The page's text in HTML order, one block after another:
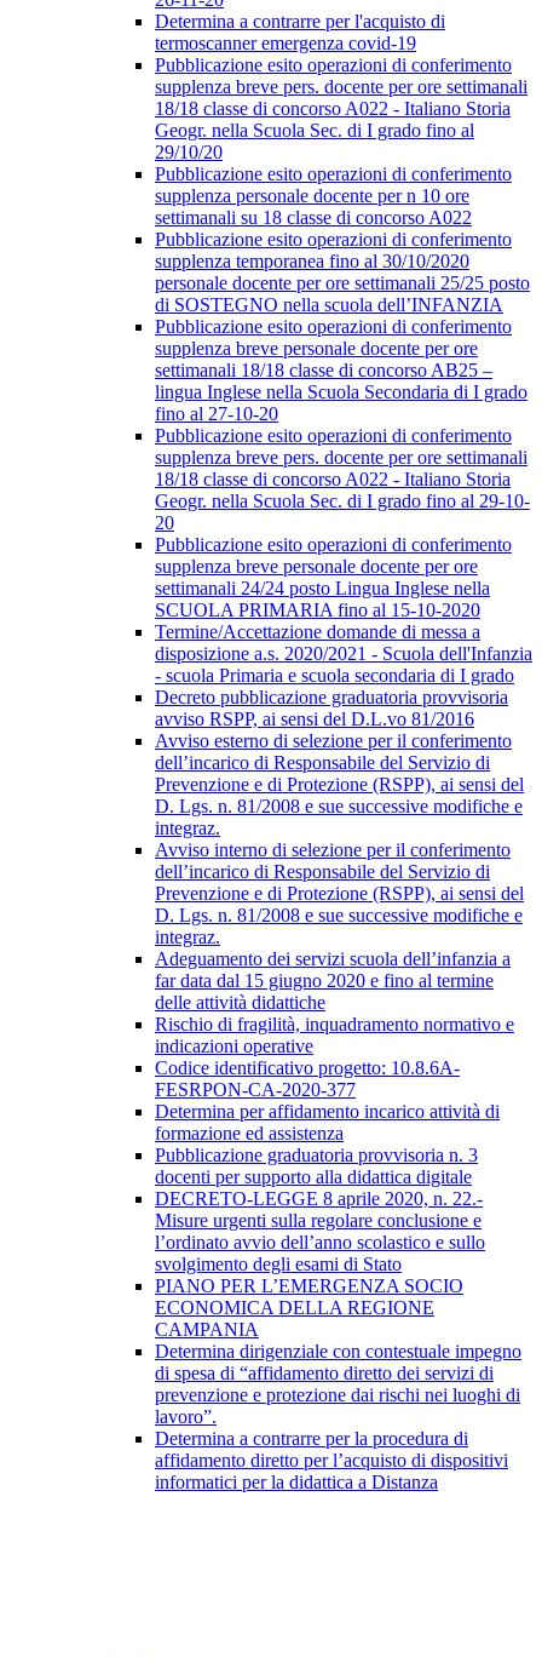
Determina a contrarre per l'acquisto di
termoscanner emergenza covid-19
Pubblicazione esito operazioni di conferimento
supplenza breve pers. docente per ore settimanali
18/18 classe di concorso A022 - Italiano Storia
Geogr. nella Scuola Sec. di I grado fino al
29/10/20
Pubblicazione esito operazioni di conferimento
supplenza personale docente per n 10 ore
settimanali su 18 classe di concorso A022
Pubblicazione esito operazioni di conferimento
supplenza temporanea fino al 30/10/2020
personale docente per ore settimanali 25/25 posto
di SOSTEGNO nella scuola dell’INFANZIA
Pubblicazione esito operazioni di conferimento
supplenza breve personale docente per ore
settimanali 18/18 classe di concorso AB25 –
lingua Inglese nella Scuola Secondaria di I grado
fino al 27-10-20
Pubblicazione esito operazioni di conferimento
supplenza breve pers. docente per ore settimanali
18/18 classe di concorso A022 - Italiano Storia
Geogr. nella Scuola Sec. di I grado fino al 29-10-
20
Pubblicazione esito operazioni di conferimento
supplenza breve personale docente per ore
settimanali 24/24 posto Lingua Inglese nella
SCUOLA PRIMARIA fino al 15-10-2020
Termine/Accettazione domande di messa a
disposizione a.s. 2020/2021 - Scuola dell'Infanzia
- scuola Primaria e scuola secondaria di I grado
Decreto pubblicazione graduatoria provvisoria
avviso RSPP, ai sensi del D.L.vo 81/2016
Avviso esterno di selezione per il conferimento
dell’incarico di Responsabile del Servizio di
Prevenzione e di Protezione (RSPP), ai sensi del
D. Lgs. n. 81/2008 e sue successive modifiche e
integraz.
Avviso interno di selezione per il conferimento
dell’incarico di Responsabile del Servizio di
Prevenzione e di Protezione (RSPP), ai sensi del
D. Lgs. n. 81/2008 e sue successive modifiche e
integraz.
Adeguamento dei servizi scuola dell’infanzia a
far data dal 15 giugno 2020 e fino al termine
delle attività didattiche
Rischio di fragilità, inquadramento normativo e
indicazioni operative
Codice identificativo progetto: 10.8.6A-
FESRPON-CA-2020-377
Determina per affidamento incarico attività di
formazione ed assistenza
Pubblicazione graduatoria provvisoria n. 3
docenti per supporto alla didattica digitale
DECRETO-LEGGE 8 aprile 2020, n. 22.-
Misure urgenti sulla regolare conclusione e
l’ordinato avvio dell’anno scolastico e sullo
svolgimento degli esami di Stato
PIANO PER L’EMERGENZA SOCIO
ECONOMICA DELLA REGIONE
CAMPANIA
Determina dirigenziale con contestuale impegno
di spesa di “affidamento diretto dei servizi di
prevenzione e protezione dai rischi nei luoghi di
lavoro”.
Determina a contrarre per la procedura di
affidamento diretto per l’acquisto di dispositivi
informatici per la didattica a Distanza